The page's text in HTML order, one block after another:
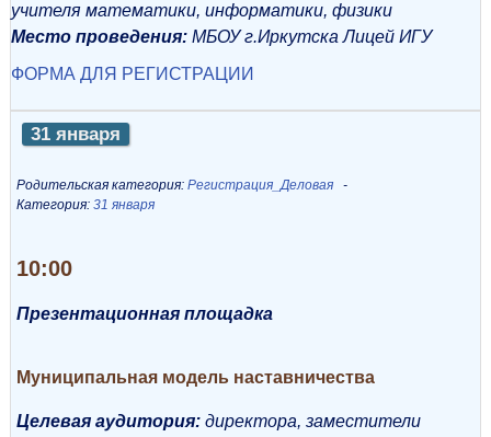
учителя математики, информатики, физики
Место проведения:МБОУ г.Иркутска Лицей ИГУ
ФОРМА ДЛЯ РЕГИСТРАЦИИ
31 января
Родительская категория: Регистрация_Деловая
Категория: 31 января
10:00
Презентационная площадка
Муниципальная модель наставничества
Целевая аудитория: директора, заместители